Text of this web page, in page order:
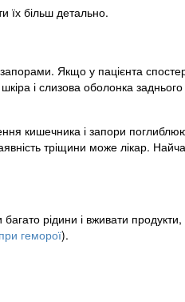
їх більш детально.
Якщо у пацієнта
і слизова оболонка
кишечника і запори
тріщини може лікар.
рідини і вживати продукти,
геморої).